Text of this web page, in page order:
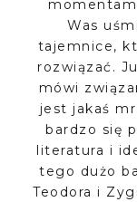
Was
tajemnice,
rozwiązać.
mówi
jest jakaś
bardzo się
literatura i
tego dużo
Teodora i